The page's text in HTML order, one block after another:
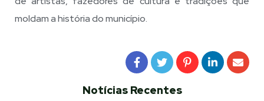
moldam a história do município.
Notícias Recentes